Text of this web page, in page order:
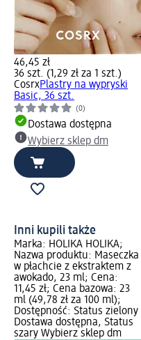
46,45 zł
36 szt. (1,29 zł za 1 szt.)
CosrxPlastry na wypryski
Basic, 36 szt.
(0)
Dostawa dostępna
Wybierz sklep dm
Inni kupili także
Marka: HOLIKA HOLIKA;
Nazwa produktu: Maseczka
w płachcie z ekstraktem z
awokado, 23 ml; Cena:
11,45 zł; Cena bazowa: 23
ml (49,78 zł za 100 ml);
Dostępność: Status zielony
Dostawa dostępna, Status
szary Wybierz sklep dm